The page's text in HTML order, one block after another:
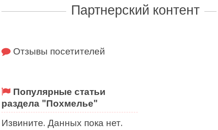
Партнерский контент
Отзывы посетителей
Популярные статьи
раздела "Похмелье"
Извините. Данных пока нет.